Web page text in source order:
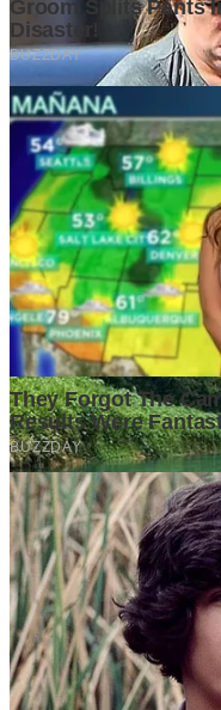
Pentingnya Pipa
Industri
1 week ago